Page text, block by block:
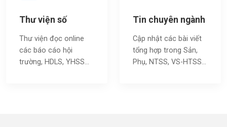
Thư viện số
Thư viện đọc online
các báo cáo hội
trường, HDLS, YHSS…
Tin chuyên ngành
Cập nhật các bài viết
tổng hợp trong Sản,
Phụ, NTSS, VS-HTSS...